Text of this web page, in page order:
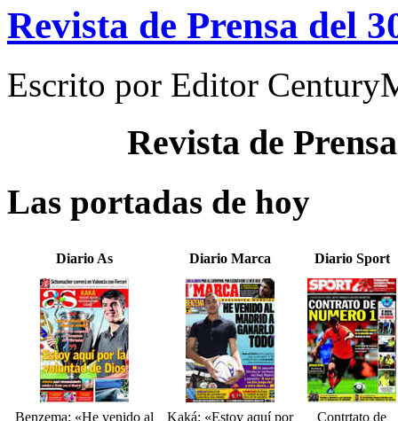
Revista de Prensa del
Escrito por Editor
Revista de
Las portadas de hoy
Diario As Diario Marca Diario Sport
Benzema: «He venido al
Kaká: «Estoy aquí por
Contrtato de